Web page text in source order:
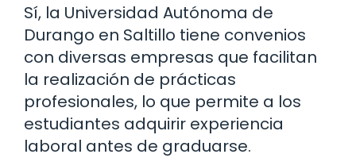
Sí, la Universidad Autónoma de
Durango en Saltillo tiene convenios
con diversas empresas que facilitan
la realización de prácticas
profesionales, lo que permite a los
estudiantes adquirir experiencia
laboral antes de graduarse.